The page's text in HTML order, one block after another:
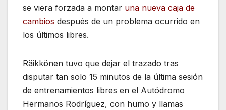
se viera forzada a montar una nueva caja de
cambios después de un problema ocurrido en
los últimos libres.
Räikkönen tuvo que dejar el trazado tras
disputar tan solo 15 minutos de la última sesión
de entrenamientos libres en el Autódromo
Hermanos Rodríguez, con humo y llamas